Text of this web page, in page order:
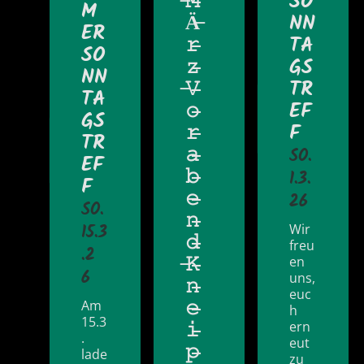
M
ER
SO
NN
TA
GS
TR
EF
F
SO.
15.3
.2
6
Am
15.3
.
lade
Ä̶
𝚛̶
𝚣̶
̶𝚅̶
𝚘̶
𝚛̶
𝚊̶
𝚋̶
𝚎̶
𝚗̶
𝚍̶
̶𝙺̶
𝚗̶
𝚎̶
𝚒̶
𝚙̶
NN
TA
GS
TR
EF
F
SO.
1.3.
26
Wir
freu
en
uns,
euc
h
ern
eut
zu